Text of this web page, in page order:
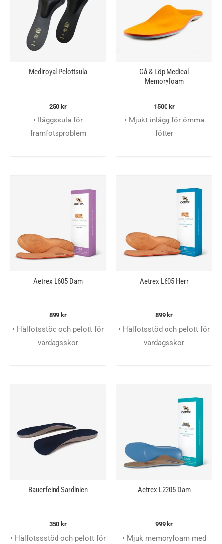
Mediroyal Pelottsula
250 kr
• Iläggssula för
framfotsproblem
Gå & Löp Medical
Memoryfoam
1500 kr
• Mjukt inlägg för ömma
fötter
Aetrex L605 Dam
899 kr
• Hålfotsstöd och pelott för
vardagsskor
Aetrex L605 Herr
899 kr
• Hålfotsstöd och pelott för
vardagsskor
Bauerfeind Sardinien
350 kr
• Hålfotssstöd och pelott för
Aetrex L2205 Dam
999 kr
• Mjuk memoryfoam med